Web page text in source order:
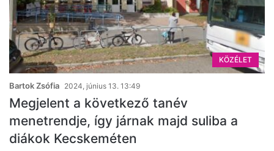
KÖZÉLET
Bartok Zsófia 2024, június 13. 13:49
Megjelent a következő tanév
menetrendje, így járnak majd suliba a
diákok Kecskeméten